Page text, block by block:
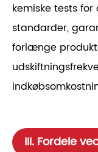
kemiske tests
standarder,
forlænge
III. Fordele